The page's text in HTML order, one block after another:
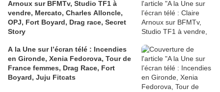
Arnoux sur BFMTv, Studio TF1 à
vendre, Mercato, Charles Alloncle,
OPJ, Fort Boyard, Drag race, Secret
Story
A la Une sur l’écran télé : Incendies
en Gironde, Xenia Fedorova, Tour de
France femmes, Drag Race, Fort
Boyard, Juju Fitcats